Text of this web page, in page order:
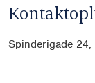
Spinderigade